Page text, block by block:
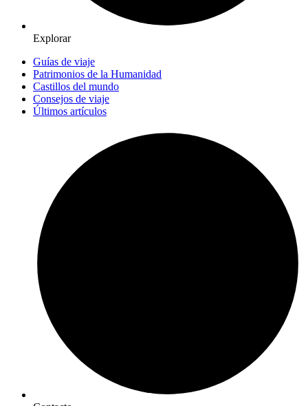
Explorar
Guías de viaje
Patrimonios de la Humanidad
Castillos del mundo
Consejos de viaje
Últimos artículos